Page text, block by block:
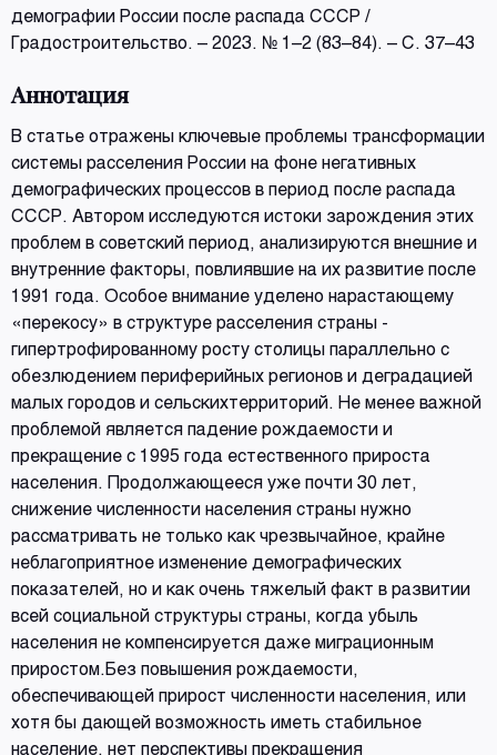
демографии России после распада СССР /
Градостроительство. – 2023. № 1–2 (83–84). – С. 37–43
Аннотация
В статье отражены ключевые проблемы трансформации
системы расселения России на фоне негативных
демографических процессов в период после распада
СССР. Автором исследуются истоки зарождения этих
проблем в советский период, анализируются внешние и
внутренние факторы, повлиявшие на их развитие после
1991 года. Особое внимание уделено нарастающему
«перекосу» в структуре расселения страны -
гипертрофированному росту столицы параллельно с
обезлюдением периферийных регионов и деградацией
малых городов и сельскихтерриторий. Не менее важной
проблемой является падение рождаемости и
прекращение с 1995 года естественного прироста
населения. Продолжающееся уже почти 30 лет,
снижение численности населения страны нужно
рассматривать не только как чрезвычайное, крайне
неблагоприятное изменение демографических
показателей, но и как очень тяжелый факт в развитии
всей социальной структуры страны, когда убыль
населения не компенсируется даже миграционным
приростом.Без повышения рождаемости,
обеспечивающей прирост численности населения, или
хотя бы дающей возможность иметь стабильное
население, нет перспективы прекращения